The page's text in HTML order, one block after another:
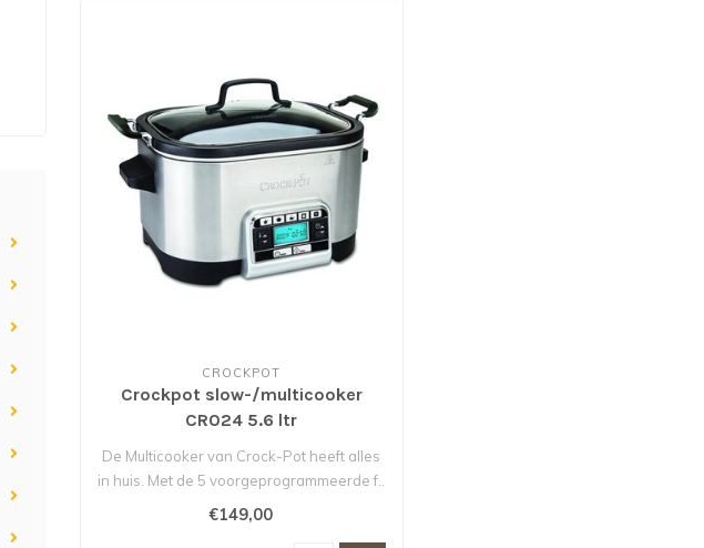
CROCKPOT
Crockpot slow-/multicooker
CR024 5.6 ltr
De Multicooker van Crock-Pot heeft alles
in huis. Met de 5 voorgeprogrammeerde f..
€149,00